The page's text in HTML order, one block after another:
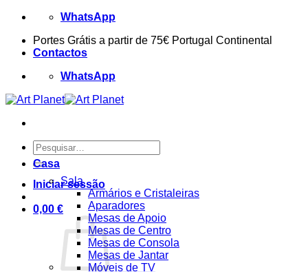
Skip
content
WhatsApp
Portes Grátis a partir de 75€ Portugal Continental
Contactos
WhatsApp
Pesquisar
por:
Iniciar sessão
0,00 €
Casa
Sala
Armários e Cristaleiras
Aparadores
Mesas de Apoio
Mesas de Centro
Mesas de Consola
Mesas de Jantar
Móveis de TV